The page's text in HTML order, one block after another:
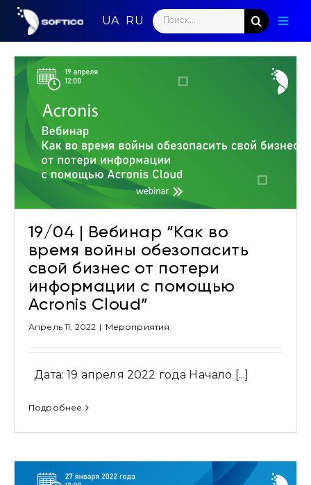
Skip
content
Search
for:
19/04 | Вебинар “Как во
время войны обезопасить
свой бизнес от потери
информации с помощью
Acronis Cloud”
Апрель 11, 2022 | Мероприятия
Дата: 19 апреля 2022 года Начало [...]
Подробнее